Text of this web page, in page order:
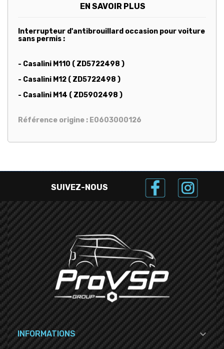
EN SAVOIR PLUS
Interrupteur d'antibrouillard occasion pour voiture
sans permis :
- Casalini M110 ( ZD5722498 )
- Casalini M12 ( ZD5722498 )
- Casalini M14 ( ZD5902498 )
Référence origine : E0603000126
SUIVEZ-NOUS
INFORMATIONS 